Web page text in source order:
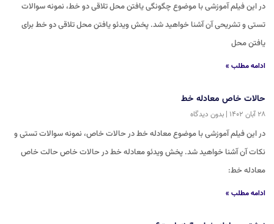
در این فیلم آموزشی با موضوع چگونگی یافتن محل تلاقی دو خط، نمونه سوالات
تستی و تشریحی آن آشنا خواهید شد. پخش ویدئو یافتن محل تلاقی دو خط برای
یافتن محل
ادامه مطلب »
حالات خاص معادله خط
۲۸ آبان ۱۴۰۲ بدون دیدگاه
در این فیلم آموزشی با موضوع معادله خط در حالات خاص، نمونه سوالات تستی و
نکات آن آشنا خواهید شد. پخش ویدئو معادله خط در حالات خاص حالت خاص
معادله خط:
ادامه مطلب »